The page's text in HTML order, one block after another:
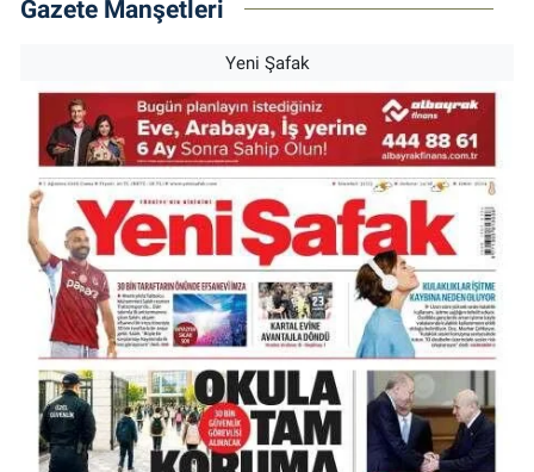
Gazete Manşetleri
Yeni Şafak